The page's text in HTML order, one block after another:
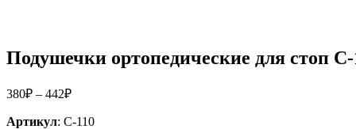
Подушечки ортопедические для стоп С-
380₽ – 442₽
Артикул: С-110